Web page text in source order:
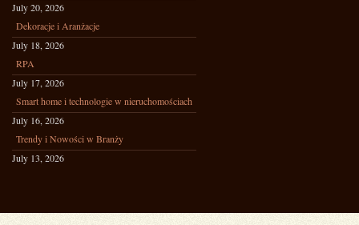
July 20, 2026
Dekoracje i Aranżacje
July 18, 2026
RPA
July 17, 2026
Smart home i technologie w nieruchomościach
July 16, 2026
Trendy i Nowości w Branży
July 13, 2026